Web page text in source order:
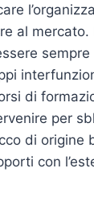
al mercato.
di
per
di origine
con